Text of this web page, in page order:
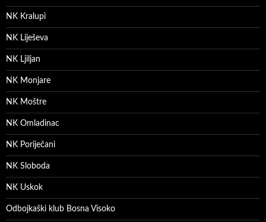
NK Kralupi
NK Liješeva
NK Ljiljan
NK Monjare
NK Moštre
NK Omladinac
NK Poriječani
NK Sloboda
NK Uskok
Odbojkaški klub Bosna Visoko